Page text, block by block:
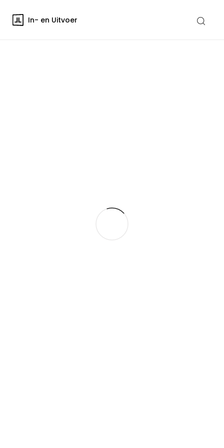
In- en Uitvoer